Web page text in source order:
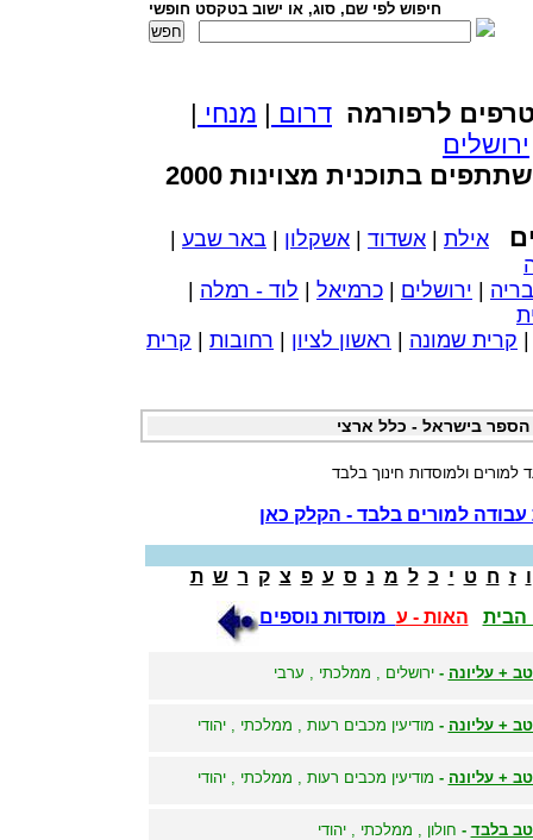
חיפוש לפי שם, סוג, או ישוב בטקסט חופשי
לרפורמה דרום | מנחי |
ירושלים
בתוכנית מצוינות 2000
אילת אשדוד אשקלון באר שבע
ירושלים כרמיאל לוד - רמלה
קרית שמונה ראשון לציון רחובות קרית
הספר בישראל - כלל ארצי
למורים ולמוסדות חינוך בלבד
למורים בלבד - הקלק כאן
ו ז ח ט י כ ל מ נ ס ע פ צ ק ר ש ת
הבית
האות - ע מוסדות נוספים
+ עליונה -ירושלים , ממלכתי , ערבי
+ עליונה - מודיעין מכבים רעות , ממלכתי , יהודי
+ עליונה - מודיעין מכבים רעות , ממלכתי , יהודי
בלבד - חולון , ממלכתי , יהודי